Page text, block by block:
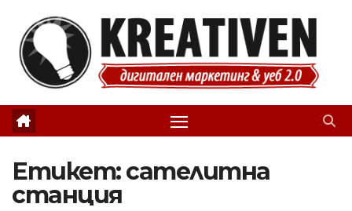
content
Етикет:сателитна
станция